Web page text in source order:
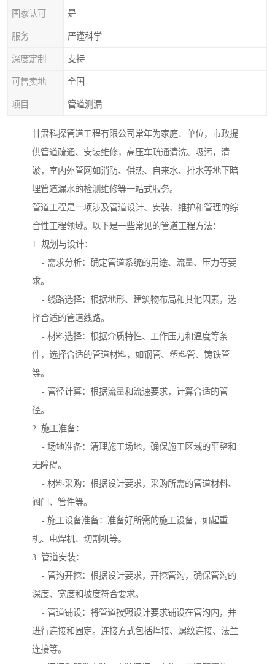
国家认可 是
服务 严谨科学
深度定制 支持
可售卖地 全国
项目 管道测漏
甘肃科探管道工程有限公司常年为家庭、单位，市政提
供管道疏通、安装维修，高压车疏通清洗、吸污，清
淤，室内外管网如消防、供热、自来水、排水等地下暗
埋管道漏水的检测维修等一站式服务。
管道工程是一项涉及管道设计、安装、维护和管理的综
合性工程领域。以下是一些常见的管道工程方法：
1. 规划与设计：
- 需求分析：确定管道系统的用途、流量、压力等要
求。
- 线路选择：根据地形、建筑物布局和其他因素，选
择合适的管道线路。
- 材料选择：根据介质特性、工作压力和温度等条
件，选择合适的管道材料，如钢管、塑料管、铸铁管
等。
- 管径计算：根据流量和流速要求，计算合适的管
径。
2. 施工准备：
- 场地准备：清理施工场地，确保施工区域的平整和
无障碍。
- 材料采购：根据设计要求，采购所需的管道材料、
阀门、管件等。
- 施工设备准备：准备好所需的施工设备，如起重
机、电焊机、切割机等。
3. 管道安装：
- 管沟开挖：根据设计要求，开挖管沟，确保管沟的
深度、宽度和坡度符合要求。
- 管道铺设：将管道按照设计要求铺设在管沟内，并
进行连接和固定。连接方式包括焊接、螺纹连接、法兰
连接等。